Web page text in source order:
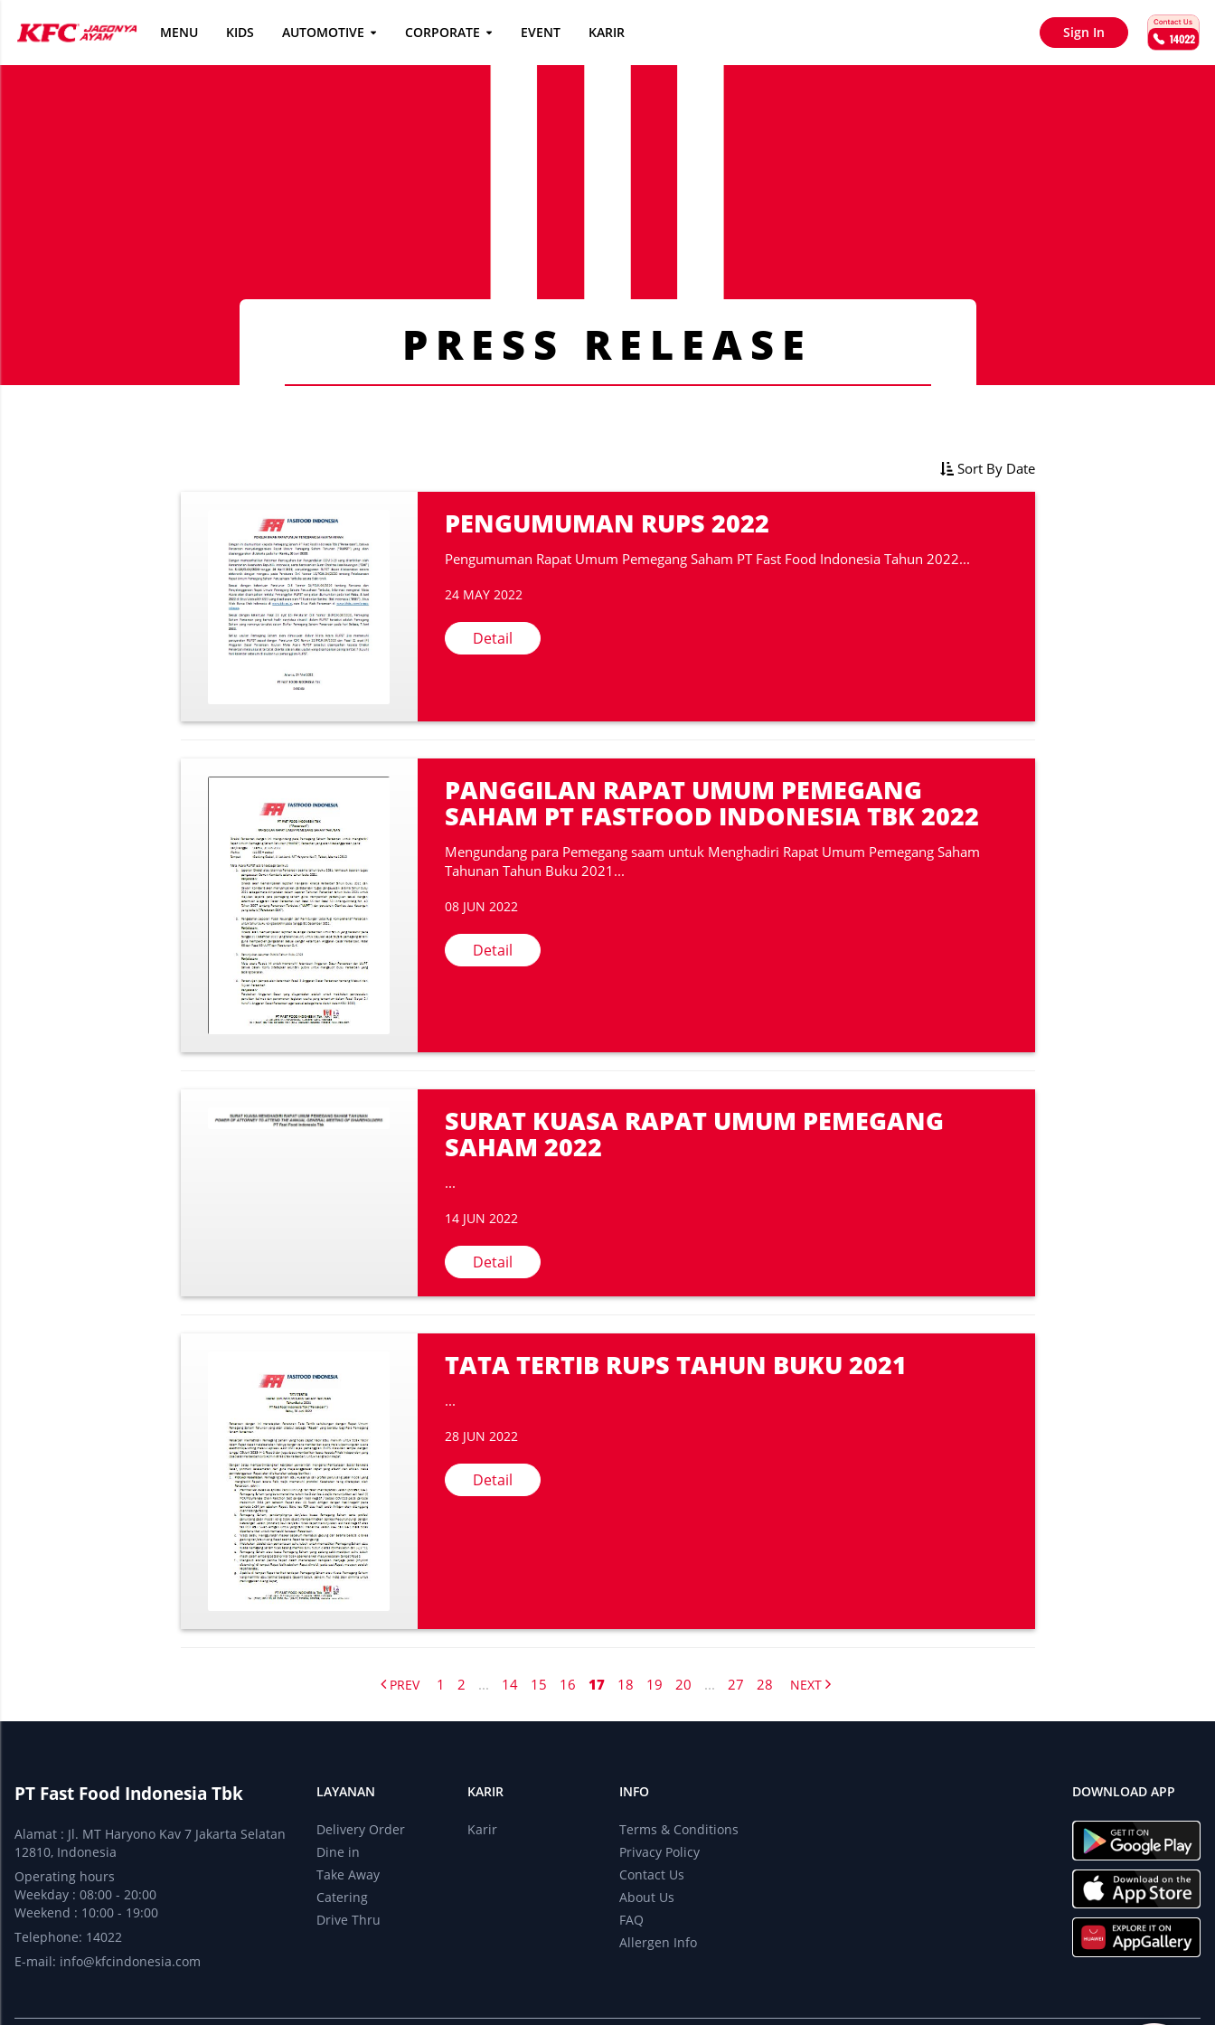
MENU KIDS AUTOMOTIVE CORPORATE EVENT KARIR Sign In
PRESS RELEASE
Sort By Date
PENGUMUMAN RUPS 2022
Pengumuman Rapat Umum Pemegang Saham PT Fast Food Indonesia Tahun 2022...
24 MAY 2022
Detail
PANGGILAN RAPAT UMUM PEMEGANG
SAHAM PT FASTFOOD INDONESIA TBK 2022
Mengundang para Pemegang saam untuk Menghadiri Rapat Umum Pemegang Saham
Tahunan Tahun Buku 2021...
08 JUN 2022
Detail
SURAT KUASA RAPAT UMUM PEMEGANG
SAHAM 2022
...
14 JUN 2022
Detail
TATA TERTIB RUPS TAHUN BUKU 2021
...
28 JUN 2022
Detail
PREV 1 2 ... 14 15 16 17 18 19 20 ... 27 28 NEXT
PT Fast Food Indonesia Tbk
Alamat : Jl. MT Haryono Kav 7 Jakarta Selatan
12810, Indonesia
Operating hours
Weekday : 08:00 - 20:00
Weekend : 10:00 - 19:00
Telephone: 14022
E-mail: info@kfcindonesia.com
LAYANAN
Delivery Order
Dine in
Take Away
Catering
Drive Thru
KARIR
Karir
INFO
Terms & Conditions
Privacy Policy
Contact Us
About Us
FAQ
Allergen Info
DOWNLOAD APP